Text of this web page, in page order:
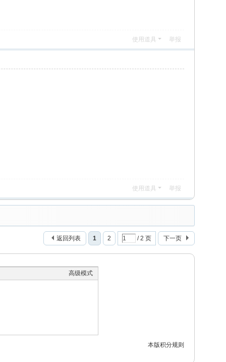
使用道具 举报
使用道具 举报
1 2 / 2 页 下一页
返回列表
高级模式
本版积分规则